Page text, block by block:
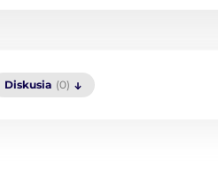
Diskusia (0)